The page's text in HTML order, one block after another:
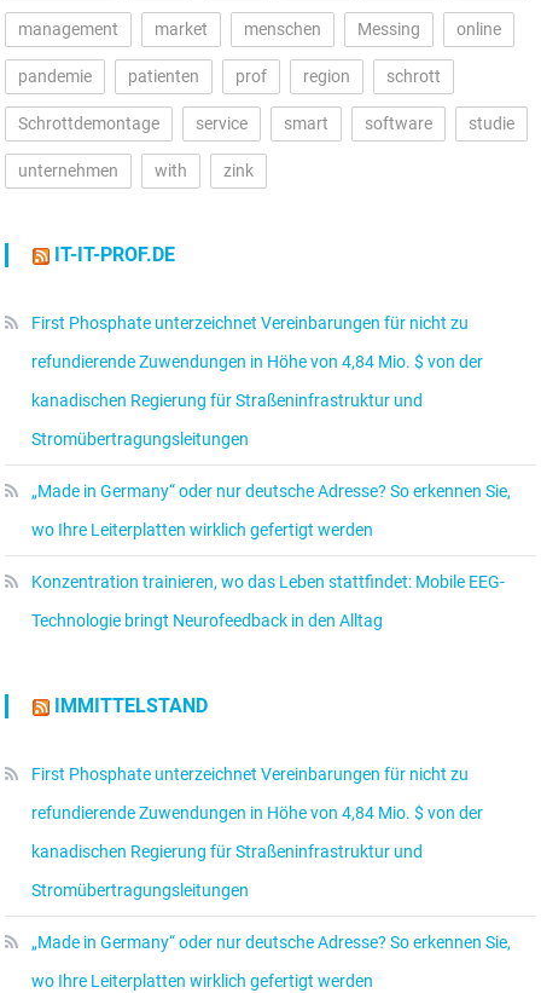
management market menschen Messing online
pandemie patienten prof region schrott
Schrottdemontage service smart software studie
unternehmen with zink
IT-IT-PROF.DE
First Phosphate unterzeichnet Vereinbarungen für nicht zu
refundierende Zuwendungen in Höhe von 4,84 Mio. $ von der
kanadischen Regierung für Straßeninfrastruktur und
Stromübertragungsleitungen
„Made in Germany“ oder nur deutsche Adresse? So erkennen Sie,
wo Ihre Leiterplatten wirklich gefertigt werden
Konzentration trainieren, wo das Leben stattfindet: Mobile EEG-
Technologie bringt Neurofeedback in den Alltag
IMMITTELSTAND
First Phosphate unterzeichnet Vereinbarungen für nicht zu
refundierende Zuwendungen in Höhe von 4,84 Mio. $ von der
kanadischen Regierung für Straßeninfrastruktur und
Stromübertragungsleitungen
„Made in Germany“ oder nur deutsche Adresse? So erkennen Sie,
wo Ihre Leiterplatten wirklich gefertigt werden